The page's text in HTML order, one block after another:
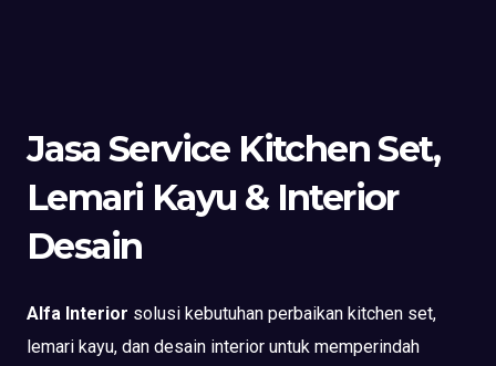
Jasa Service Kitchen Set,
Lemari Kayu & Interior
Desain
Alfa Interior solusi kebutuhan perbaikan kitchen set,
lemari kayu, dan desain interior untuk memperindah